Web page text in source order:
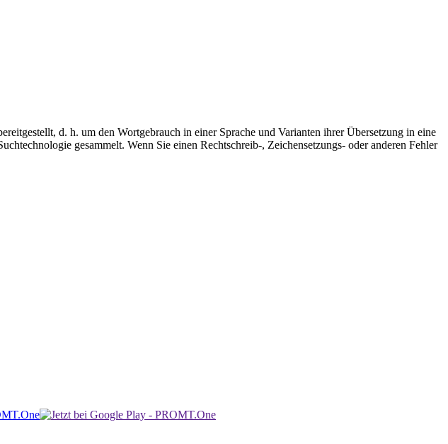
d. h. um den Wortgebrauch in einer Sprache und Varianten ihrer Übersetzung in eine
gesammelt. Wenn Sie einen Rechtschreib-, Zeichensetzungs- oder anderen Fehler